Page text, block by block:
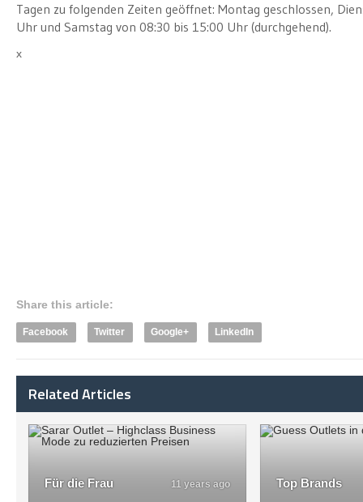
Tagen zu folgenden Zeiten geöffnet: Montag geschlossen,
Uhr und Samstag von 08:30 bis 15:00 Uhr (durchgehend).
x
Share this article:
Facebook Twitter Google+ LinkedIn
Related Articles
Für die Frau 11 years ago Top Brands